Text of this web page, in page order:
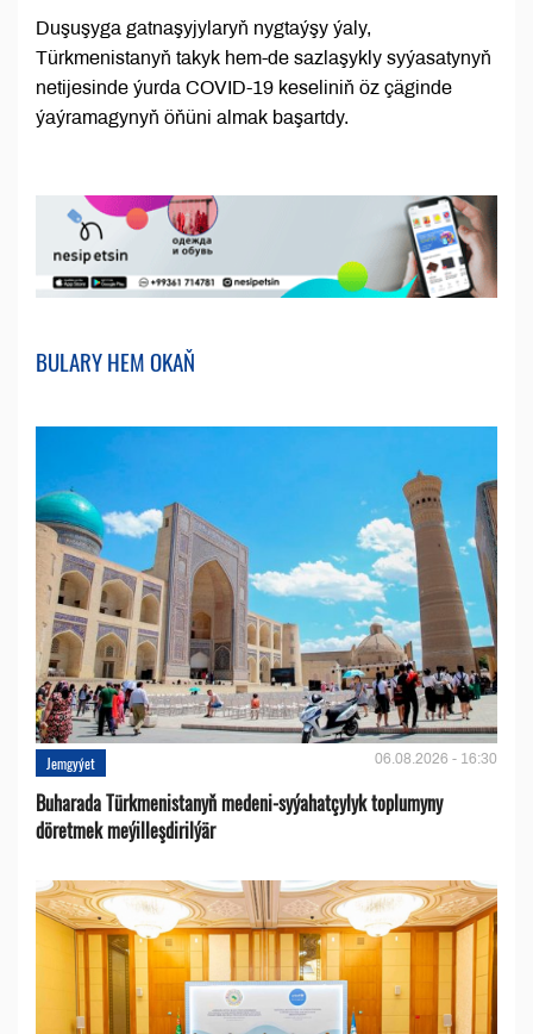
Duşuşyga gatnaşyjylaryň nygtaýşy ýaly,
Türkmenistanyň takyk hem-de sazlaşykly syýasatynyň
netijesinde ýurda COVID-19 keseliniň öz çäginde
ýaýramagynyň öňüni almak başartdy.
BULARY HEM OKAŇ
Jemgyýet 06.08.2026 - 16:30
Buharada Türkmenistanyň medeni-syýahatçylyk toplumyny
döretmek meýilleşdirilýär